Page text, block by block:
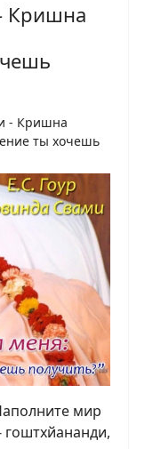
Кришна
- Кришна
ты хочешь
мир